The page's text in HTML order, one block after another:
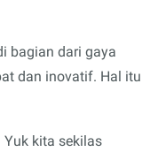
bagian dari gaya
dan inovatif. Hal itu
kita sekilas